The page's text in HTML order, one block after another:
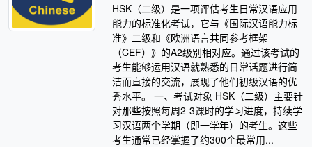
HSK（二级）是一项评估考生日常汉语应用
能力的标准化考试，它与《国际汉语能力标
准》二级和《欧洲语言共同参考框架
（CEF）》的A2级别相对应。通过该考试的
考生能够运用汉语就熟悉的日常话题进行简
洁而直接的交流，展现了他们初级汉语的优
秀水平。 一、考试对象 HSK（二级）主要针
对那些按照每周2-3课时的学习进度，持续学
习汉语两个学期（即一学年）的考生。这些
考生通常已经掌握了约300个最常用...